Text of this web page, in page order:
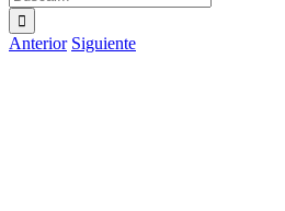
Anterior Siguiente